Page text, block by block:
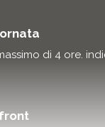
di 4 ore.